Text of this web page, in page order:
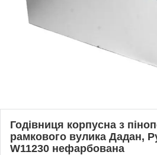
Годівниця корпусна з
рамкового вулика Дадан,
W11230 нефарбована